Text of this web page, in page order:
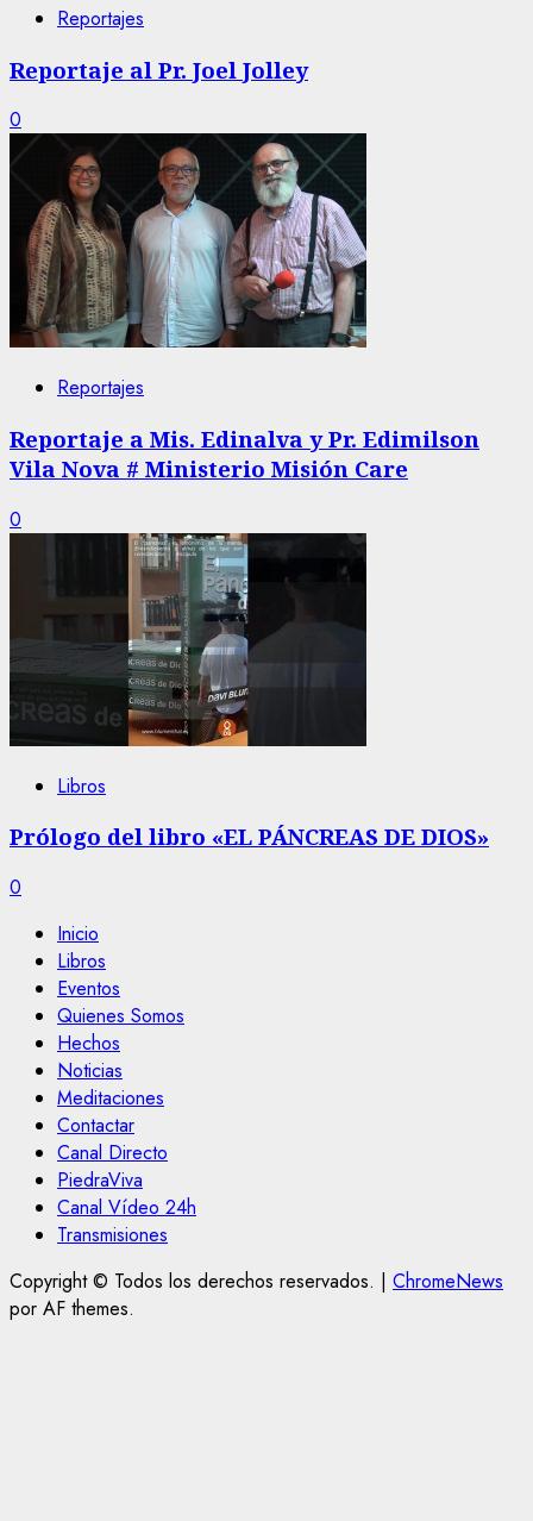
Reportajes
Reportaje al Pr. Joel Jolley
0
Reportajes
Reportaje a Mis. Edinalva y Pr. Edimilson
Vila Nova # Ministerio Misión Care
0
Libros
Prólogo del libro «EL PÁNCREAS DE DIOS»
0
Inicio
Libros
Eventos
Quienes Somos
Hechos
Noticias
Meditaciones
Contactar
Canal Directo
PiedraViva
Canal Vídeo 24h
Transmisiones
Copyright © Todos los derechos reservados. | ChromeNews
por AF themes.